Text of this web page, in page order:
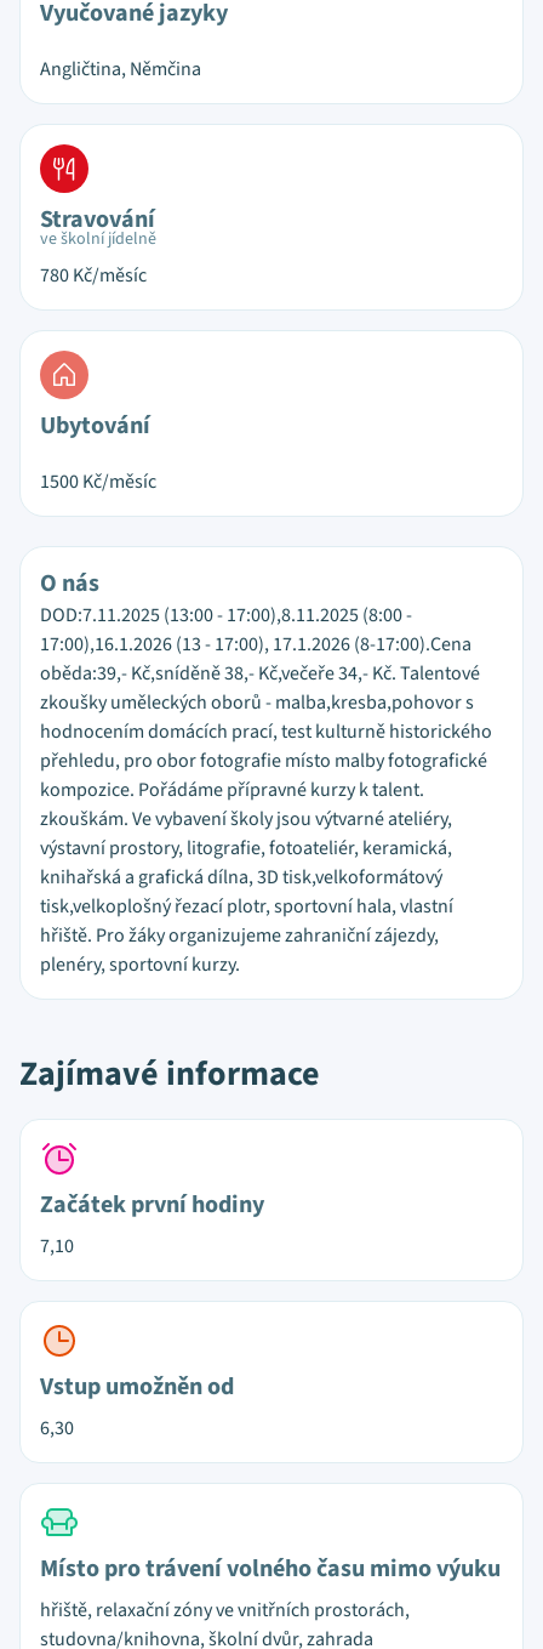
Vyučované jazyky
Angličtina, Němčina
Stravování
ve školní jídelně
780Kč/měsíc
Ubytování
1500Kč/měsíc
O nás
DOD:7.11.2025 (13:00 - 17:00),8.11.2025 (8:00 -
17:00),16.1.2026 (13 - 17:00), 17.1.2026 (8-17:00).Cena
oběda:39,- Kč,sníděně 38,- Kč,večeře 34,- Kč. Talentové
zkoušky uměleckých oborů - malba,kresba,pohovor s
hodnocením domácích prací, test kulturně historického
přehledu, pro obor fotografie místo malby fotografické
kompozice. Pořádáme přípravné kurzy k talent.
zkouškám. Ve vybavení školy jsou výtvarné ateliéry,
výstavní prostory, litografie, fotoateliér, keramická,
knihařská a grafická dílna, 3D tisk,velkoformátový
tisk,velkoplošný řezací plotr, sportovní hala, vlastní
hřiště. Pro žáky organizujeme zahraniční zájezdy,
plenéry, sportovní kurzy.
Zajímavé informace
Začátek první hodiny
7,10
Vstup umožněn od
6,30
Místo pro trávení volného času mimo výuku
hřiště, relaxační zóny ve vnitřních prostorách,
studovna/knihovna, školní dvůr, zahrada